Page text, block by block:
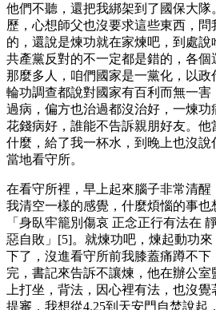
他們不聽，還把我綁架到了國保大
歷，心想師父也沒要求這些東西，
的，還說是煉功就在家煉吧，到處說
共產黨反對的不一定都是錯的，各個
那麼多人，咱們國家是一黨化，以
輪功調查都說對國家有百利而無一
過病，偏方也治過都沒治好，一煉
花錢病好，誰能不告訴親朋好友。
什麼，給了我一杯水，到晚上也沒說
當地看守所。
在看守所裡，早上起來腦子非常清醒
我清空一樣的感覺，什麼煩惱的事也
「身臥牢籠別傷哀 正念正行有法在
惡自敗」[5]。就煉功吧，煉起動功
下了，沒進看守所前我膝蓋痛蹲不
完，書記來告訴不讓煉，他在辦公
上打坐，背法，因心裡有法，也沒
提審，我想從4.25到天安門自焚說起